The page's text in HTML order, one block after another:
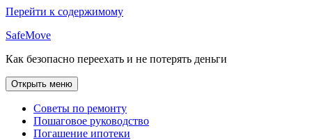
Перейти к содержимому
SafeMove
Как безопасно переехать и не потерять деньги
Открыть меню
Советы по ремонту
Пошаговое руководство
Погашение ипотеки